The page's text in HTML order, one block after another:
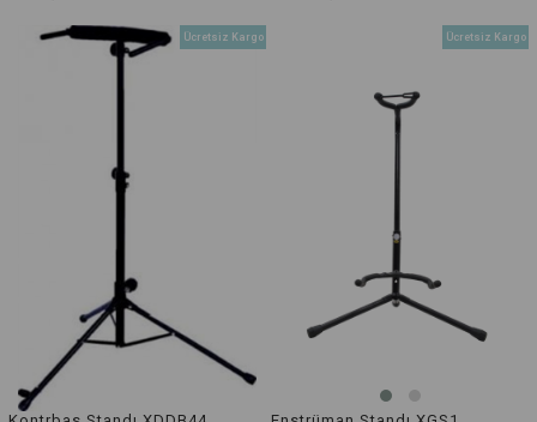
Ücretsiz Kargo Ücretsiz Kargo